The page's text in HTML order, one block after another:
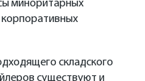
миноритарных
складского
существуют и